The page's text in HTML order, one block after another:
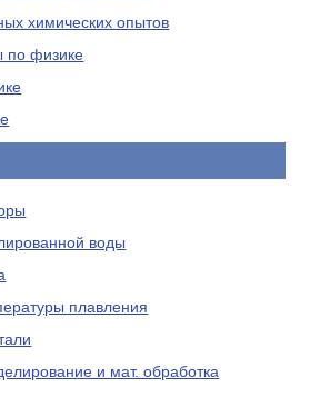
химических опытов
по физике
воды
плавления
и мат. обработка